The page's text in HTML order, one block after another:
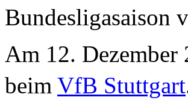
Bundesligasaison
Am 12. Dezember
beim VfB Stuttgart